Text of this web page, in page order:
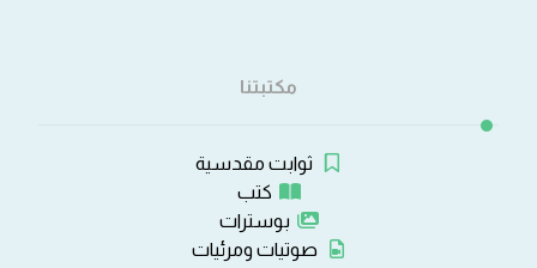
مكتبتنا
ثوابت مقدسية
كتب
بوسترات
صوتيات ومرئيات